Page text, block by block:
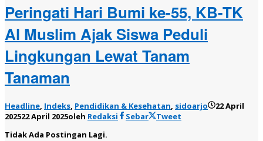
Peringati Hari Bumi ke-55, KB-TK
Al Muslim Ajak Siswa Peduli
Lingkungan Lewat Tanam
Tanaman
Headline, Indeks, Pendidikan & Kesehatan, sidoarjo
22 April
202522 April 2025oleh Redaksi Sebar
Tweet
Tidak Ada Postingan Lagi.